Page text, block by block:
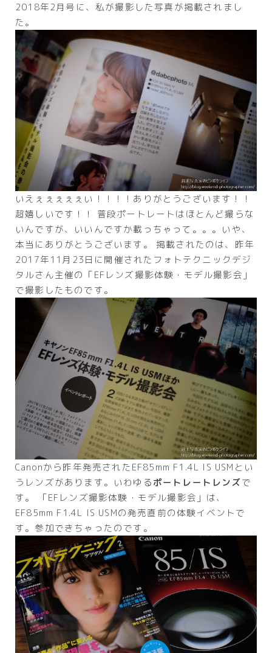
2018年2月号に、私が撮影した写真が掲載されまし
た。
いえぇぇぇぇぇい！！！！ありがとうございます！！
超嬉しいです！！ 普段ポートレートはほとんど撮らな
いんですが、いいんですか載っちゃって。。。いや、
本当にありがとうございます。 掲載されたのは、昨年
2017年11月23日に開催されたフォトテクニックデジ
タルさん主催の「EFレンズ撮影体験・モデル撮影会」
で撮影したものです。
Canonから昨年発売されたEF85mm F1.4L IS USMとい
うレンズがあります。いわゆるポートレートレンズで
す。 「EFレンズ撮影体験・モデル撮影会」は、
EF85mm F1.4L IS USMの発売直前の体験イベントで
す。参加できちゃったのです。